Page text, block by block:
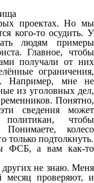
проектах. Но мы
кого-то осудить. У
людям примеры
Главное, чтобы
получали от них
ограничения,
Например, мне не
из уголовных дел,
Понятно,
сведения может
чтобы
Понимаете, колесо
только подтолкнуть.
ФСБ, а вам как-то
других не знаю. Меня
проверяют, и